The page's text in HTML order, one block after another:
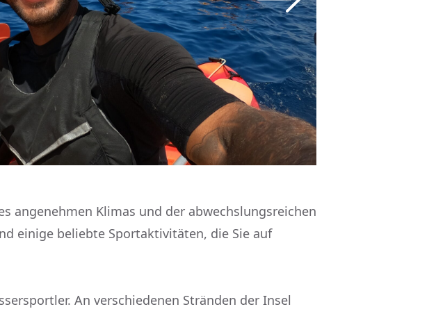
angenehmen Klimas und der abwechslungsreichen
einige beliebte Sportaktivitäten, die Sie auf
An verschiedenen Stränden der Insel